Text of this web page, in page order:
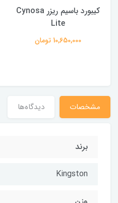
کیبورد باسیم ریزر Cynosa
Lite
10,650,000 تومان
مشخصات دیدگاه‌ها
برند
Kingston